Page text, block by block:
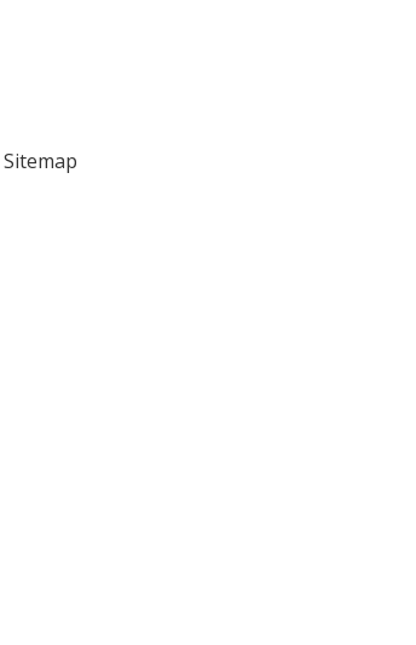
Sitemap